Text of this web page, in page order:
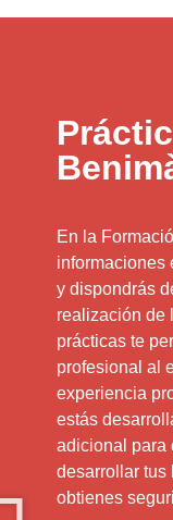
En la
informaciones
y dispondrás
realización de
prácticas te
profesional al
experiencia
estás
adicional para
desarrollar tus
obtienes